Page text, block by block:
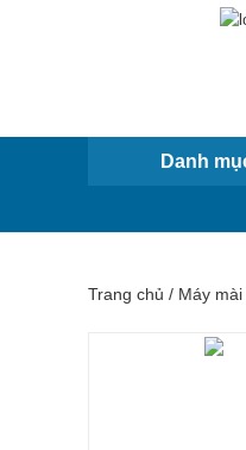
Danh
Trang chủ / Máy mài